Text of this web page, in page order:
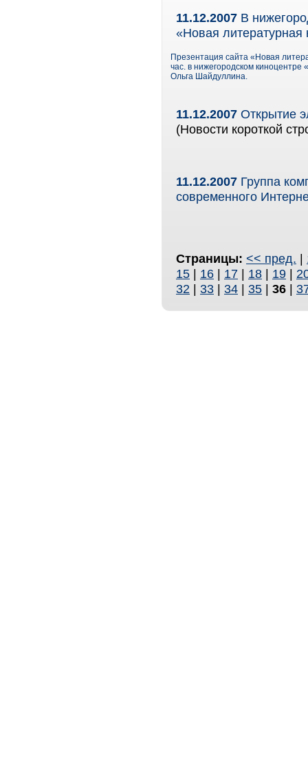
11.12.2007 В
«Новая литературная
Презентация сайта «Новая
час. в нижегородском киноцентре
Ольга Шайдуллина.
11.12.2007 Открытие
(Новости короткой
11.12.2007 Группа
современного
Страницы: << пред. |
15 | 16 | 17 | 18 | 19 |
32 | 33 | 34 | 35 | 36 |